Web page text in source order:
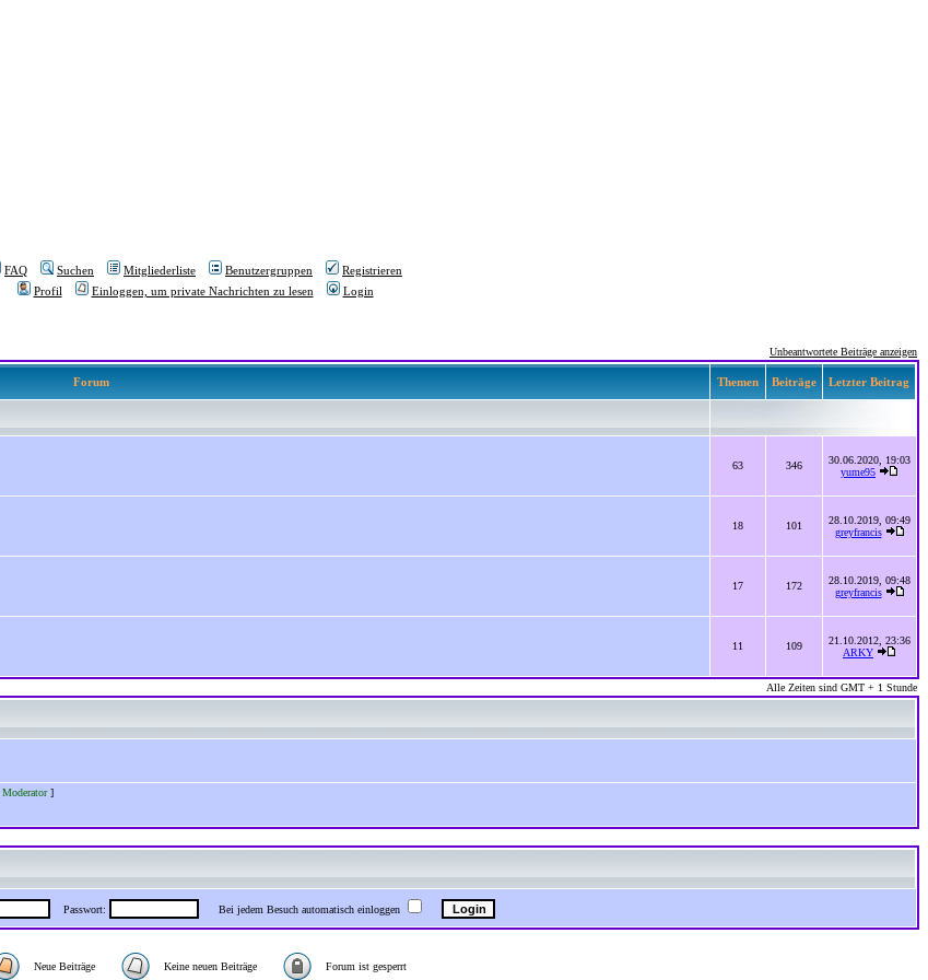
FAQ Suchen Mitgliederliste Benutzergruppen
Registrieren
Profil
Einloggen, um private Nachrichten zu lesen Login
Unbeantwortete Beiträge anzeigen
Forum Themen Beiträge Letzter Beitrag
63 346
30.06.2020, 19:03
yume95
18 101
28.10.2019, 09:49
greyfrancis
17 172
28.10.2019, 09:48
greyfrancis
11 109
21.10.2012, 23:36
ARKY
Alle Zeiten sind GMT + 1 Stunde
Moderator]
Passwort: Bei jedem Besuch automatisch einloggen
Neue Beiträge Keine neuen Beiträge Forum ist gesperrt